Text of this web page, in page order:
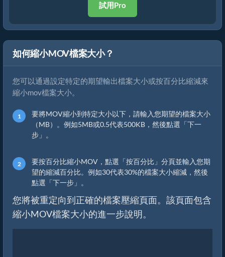
試用Pro
如何縮小MOV檔案大小？
您可以通過設定特定的期望輸出檔案大小或按百分比縮減來
縮小mov檔案大小。
要將MOV縮小到特定大小以下，請輸入您期望的檔案大小
（MB）。例如5MB或0.5代表500KB，然後點選「下一
步」。
要按百分比縮小MOV，點選「按百分比」分頁並輸入您期
望的縮減百分比。例如30代表30%的檔案大小縮減，然後
點選「下一步」。
您將被重定向到正確的檔案壓縮頁面。該頁面包含
縮小MOV檔案大小的進一步說明。